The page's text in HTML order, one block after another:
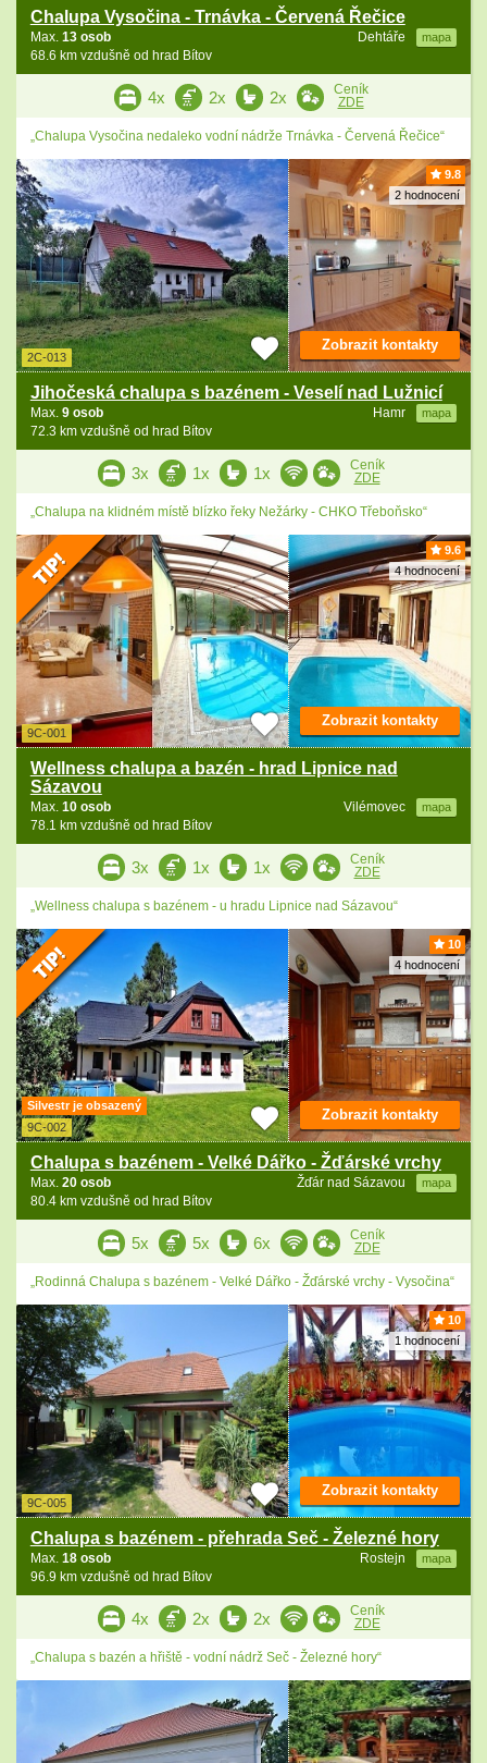
Chalupa Vysočina - Trnávka - Červená Řečice
Dehtáře mapa
Max. 13 osob
68.6 km vzdušně od hrad Bítov
4x 2x 2x
Ceník
ZDE
„Chalupa Vysočina nedaleko vodní nádrže Trnávka - Červená Řečice“
9.8
2 hodnocení
2C-013
Jihočeská chalupa s bazénem - Veselí nad Lužnicí
Hamr mapa
Max. 9 osob
72.3 km vzdušně od hrad Bítov
Zobrazit kontakty
3x 1x 1x
Ceník
ZDE
„Chalupa na klidném místě blízko řeky Nežárky - CHKO Třeboňsko“
9.6
4 hodnocení
9C-001
Wellness chalupa a bazén - hrad Lipnice nad
Sázavou
Vilémovec mapa
Max. 10 osob
78.1 km vzdušně od hrad Bítov
Zobrazit kontakty
3x 1x 1x
Ceník
ZDE
„Wellness chalupa s bazénem - u hradu Lipnice nad Sázavou“
10
4 hodnocení
Silvestr je obsazený
9C-002
Chalupa s bazénem - Velké Dářko - Žďárské vrchy
Žďár nad Sázavou mapa
Max. 20 osob
80.4 km vzdušně od hrad Bítov
Zobrazit kontakty
5x 5x 6x
Ceník
ZDE
„Rodinná Chalupa s bazénem - Velké Dářko - Žďárské vrchy - Vysočina“
10
1 hodnocení
9C-005
Chalupa s bazénem - přehrada Seč - Železné hory
Rostejn mapa
Max. 18 osob
96.9 km vzdušně od hrad Bítov
Zobrazit kontakty
4x 2x 2x
Ceník
ZDE
„Chalupa s bazén a hřiště - vodní nádrž Seč - Železné hory“